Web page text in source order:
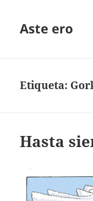
Aste ero
Etiqueta:
Hasta